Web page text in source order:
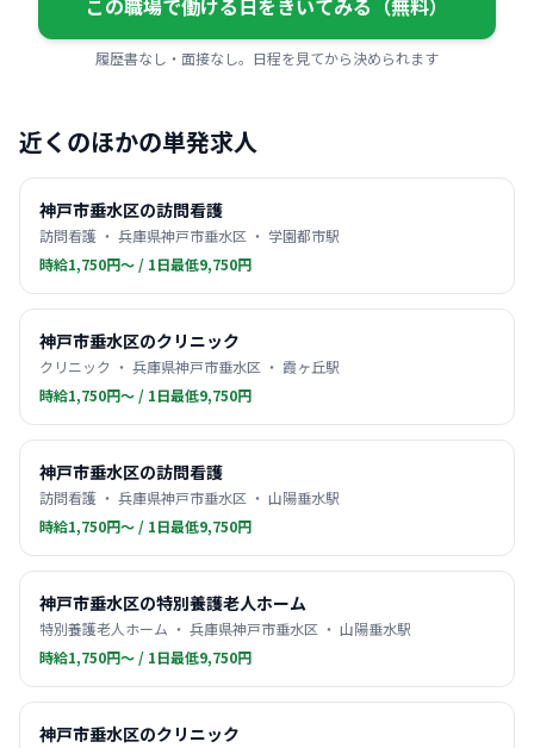
この職場で働ける日をきいてみる（無料）
履歴書なし・面接なし。日程を見てから決められます
近くのほかの単発求人
神戸市垂水区の訪問看護
訪問看護 ・ 兵庫県神戸市垂水区 ・ 学園都市駅
時給1,750円〜 / 1日最低9,750円
神戸市垂水区のクリニック
クリニック ・ 兵庫県神戸市垂水区 ・ 霞ヶ丘駅
時給1,750円〜 / 1日最低9,750円
神戸市垂水区の訪問看護
訪問看護 ・ 兵庫県神戸市垂水区 ・ 山陽垂水駅
時給1,750円〜 / 1日最低9,750円
神戸市垂水区の特別養護老人ホーム
特別養護老人ホーム ・ 兵庫県神戸市垂水区 ・ 山陽垂水駅
時給1,750円〜 / 1日最低9,750円
神戸市垂水区のクリニック